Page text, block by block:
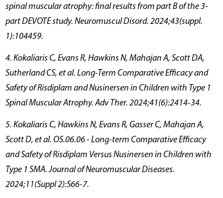
spinal muscular atrophy: final results from part B of the 3-
part DEVOTE study. Neuromuscul Disord. 2024;43(suppl.
1):104459.
4. Kokaliaris C, Evans R, Hawkins N, Mahajan A, Scott DA,
Sutherland CS, et al. Long-Term Comparative Efficacy and
Safety of Risdiplam and Nusinersen in Children with Type 1
Spinal Muscular Atrophy. Adv Ther. 2024;41(6):2414-34.
5. Kokaliaris C, Hawkins N, Evans R, Gasser C, Mahajan A,
Scott D, et al. OS.06.06 - Long-term Comparative Efficacy
and Safety of Risdiplam Versus Nusinersen in Children with
Type 1 SMA. Journal of Neuromuscular Diseases.
2024;11(Suppl 2):S66-7.